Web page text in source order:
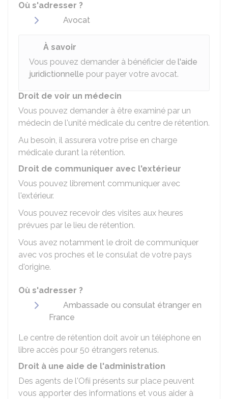
Où s'adresser ?
Avocat
À savoir
Vous pouvez demander à bénéficier de l'aide
juridictionnelle pour payer votre avocat.
Droit de voir un médecin
Vous pouvez demander à être examiné par un
médecin de l'unité médicale du centre de rétention.
Au besoin, il assurera votre prise en charge
médicale durant la rétention.
Droit de communiquer avec l'extérieur
Vous pouvez librement communiquer avec
l'extérieur.
Vous pouvez recevoir des visites aux heures
prévues par le lieu de rétention.
Vous avez notamment le droit de communiquer
avec vos proches et le consulat de votre pays
d'origine.
Où s'adresser ?
Ambassade ou consulat étranger en
France
Le centre de rétention doit avoir un téléphone en
libre accès pour 50 étrangers retenus.
Droit à une aide de l'administration
Des agents de l'Ofii présents sur place peuvent
vous apporter des informations et vous aider à